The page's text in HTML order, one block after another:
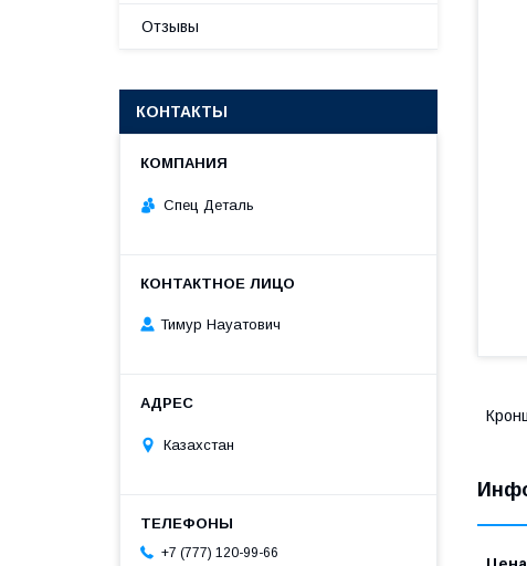
Отзывы
КОНТАКТЫ
Спец Деталь
Тимур Науатович
Казахстан
+7 (777) 120-99-66